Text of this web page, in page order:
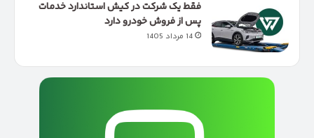
فقط یک شرکت در کیش استاندارد خدمات
پس از فروش خودرو دارد
14 مرداد 1405